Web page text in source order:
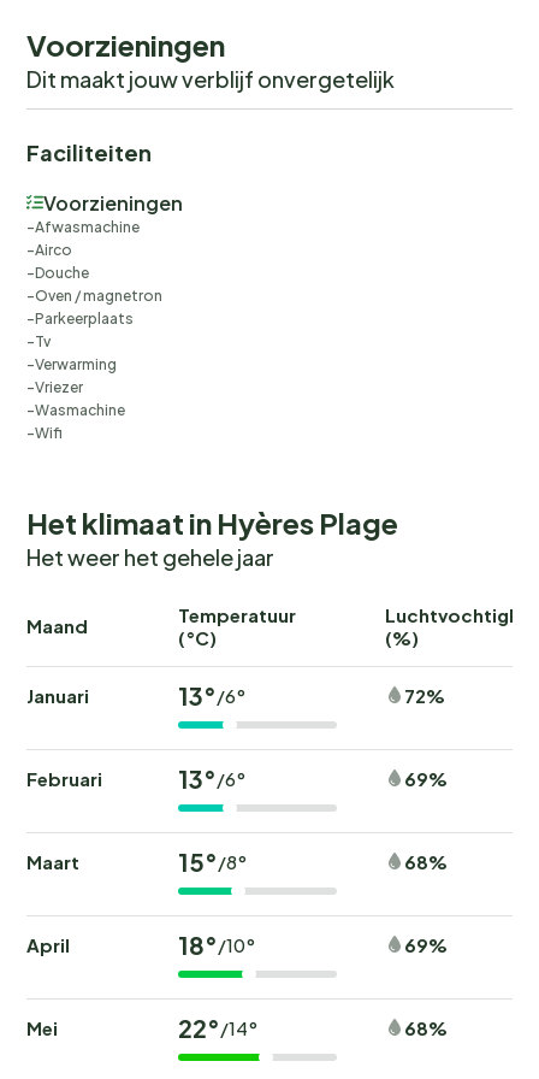
Voorzieningen
Dit maakt jouw verblijf onvergetelijk
Faciliteiten
Voorzieningen
Afwasmachine
Airco
Douche
Oven / magnetron
Parkeerplaats
Tv
Verwarming
Vriezer
Wasmachine
Wifi
Het klimaat in Hyères Plage
Het weer het gehele jaar
Maand
Temperatuur
(°C)
(%)
Januari 13°/6° 72%
Februari 13°/6° 69%
Maart 15°/8° 68%
April 18°/10° 69%
Mei 22°/14° 68%